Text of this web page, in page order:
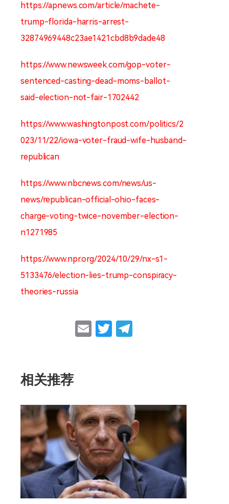
https://apnews.com/article/machete-
trump-florida-harris-arrest-
32874969448c23ae1421cbd8b9dade48
https://www.newsweek.com/gop-voter-
sentenced-casting-dead-moms-ballot-
said-election-not-fair-1702442
https://www.washingtonpost.com/politics/2
023/11/22/iowa-voter-fraud-wife-husband-
republican
https://www.nbcnews.com/news/us-
news/republican-official-ohio-faces-
charge-voting-twice-november-election-
n1271985
https://www.npr.org/2024/10/29/nx-s1-
5133476/election-lies-trump-conspiracy-
theories-russia
EmailTwitter
Telegram
相关推荐